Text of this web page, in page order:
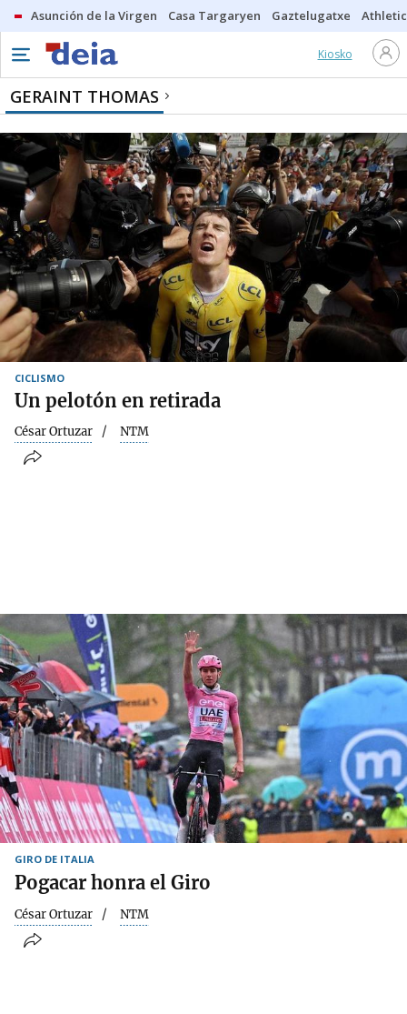
Asunción de la Virgen Casa Targaryen Gaztelugatxe Athletic
Kiosko
GERAINT THOMAS
CICLISMO
Un pelotón en retirada
César Ortuzar NTM
GIRO DE ITALIA
Pogacar honra el Giro
César Ortuzar NTM